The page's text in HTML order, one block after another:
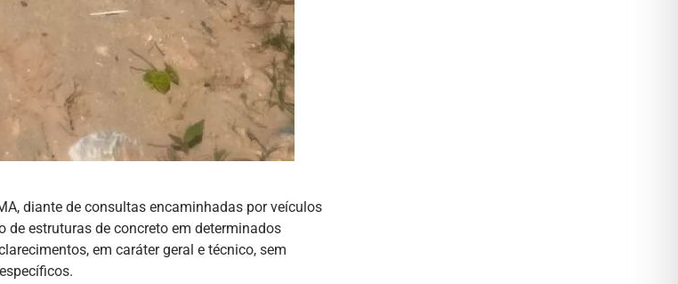
diante de consultas encaminhadas por veículos
estruturas de concreto em determinados
em caráter geral e técnico, sem